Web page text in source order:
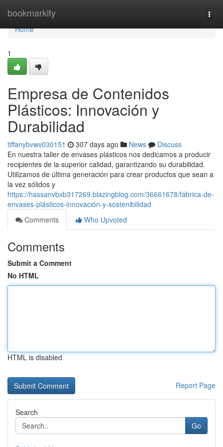
bookmarkity
Home
Home
1
Empresa de Contenidos
Plásticos: Innovación y
Durabilidad
tiffanybvwv030151 307 days ago News
Discuss
En nuestra taller de envases plásticos nos dedicamos a producir
recipientes de la superior calidad, garantizando su durabilidad.
Utilizamos de última generación para crear productos que sean a
la vez sólidos y
https://hassanvbxb317269.blazingblog.com/36661678/fábrica-de-
envases-plásticos-innovación-y-sostenibilidad
Comments
Who Upvoted
Comments
Submit a Comment
No HTML
HTML is disabled
Report Page
Search
Go